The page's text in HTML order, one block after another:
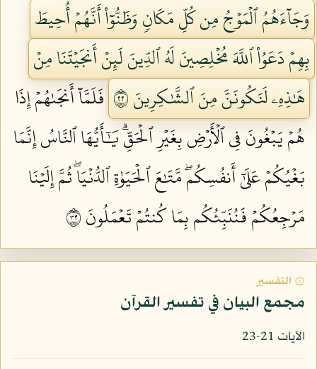
وَجَآءَهُمُ ٱلۡمَوۡجُ مِن كُلِّ مَكَانٖ وَظَنُّوٓاْ أَنَّهُمۡ أُحِيطَ
بِهِمۡ دَعَوُاْ ٱللَّهَ مُخۡلِصِينَ لَهُ ٱلدِّينَ لَئِنۡ أَنجَيۡتَنَا مِنۡ
هَٰذِهِۦ لَنَكُونَنَّ مِنَ ٱلشَّٰكِرِينَ ٢٢
فَلَمَّآ أَنجَىٰهُمۡ إِذَا
هُمۡ يَبۡغُونَ فِي ٱلۡأَرۡضِ بِغَيۡرِ ٱلۡحَقِّۗ يَٰٓأَيُّهَا ٱلنَّاسُ إِنَّمَا
بَغۡيُكُمۡ عَلَىٰٓ أَنفُسِكُمۖ مَّتَٰعَ ٱلۡحَيَوٰةِ ٱلدُّنۡيَاۖ ثُمَّ إِلَيۡنَا
مَرۡجِعُكُمۡ فَنُنَبِّئُكُم بِمَا كُنتُمۡ تَعۡمَلُونَ ٢٣
۞ التفسير
مجمع البيان في تفسير القرآن
الآيات 21-23